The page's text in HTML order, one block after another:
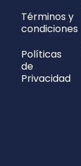
Términos y
condiciones
Políticas
de
Privacidad